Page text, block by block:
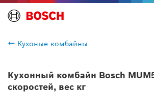
Кухоные комбайны
Кухонный комбайн Bosch
скоростей, вес кг